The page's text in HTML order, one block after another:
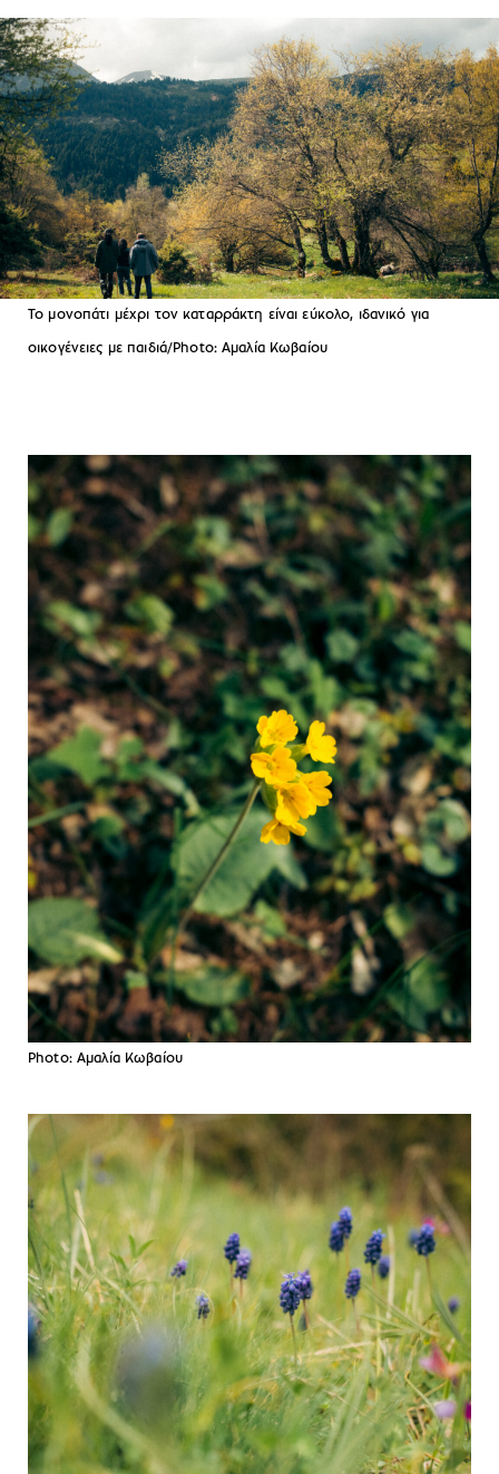
Το μονοπάτι μέχρι τον καταρράκτη είναι εύκολο, ιδανικό για
οικογένειες με παιδιά/Photo: Αμαλία Κωβαίου
Photo: Αμαλία Κωβαίου